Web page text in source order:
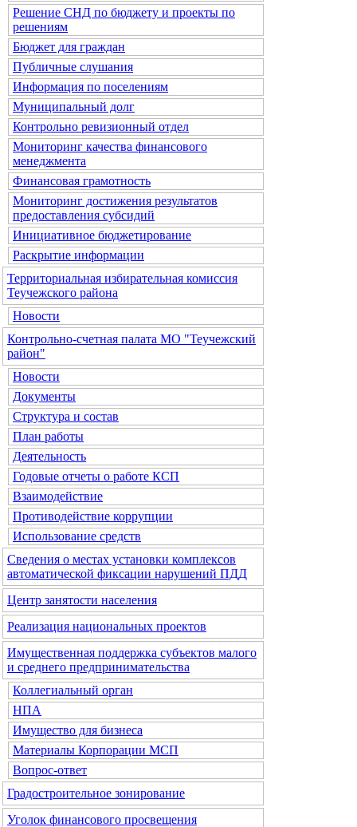
Решение СНД по бюджету и проекты по
решениям
Бюджет для граждан
Публичные слушания
Информация по поселениям
Муниципальный долг
Контрольно ревизионный отдел
Мониторинг качества финансового
менеджмента
Финансовая грамотность
Мониторинг достижения результатов
предоставления субсидий
Инициативное бюджетирование
Раскрытие информации
Территориальная избирательная комиссия
Теучежского района
Новости
Контрольно-счетная палата МО "Теучежский
район"
Новости
Документы
Структура и состав
План работы
Деятельность
Годовые отчеты о работе КСП
Взаимодействие
Противодействие коррупции
Использование средств
Сведения о местах установки комплексов
автоматической фиксации нарушений ПДД
Центр занятости населения
Реализация национальных проектов
Имущественная поддержка субъектов малого
и среднего предпринимательства
Коллегиальный орган
НПА
Имущество для бизнеса
Материалы Корпорации МСП
Вопрос-ответ
Градостроительное зонирование
Уголок финансового просвещения